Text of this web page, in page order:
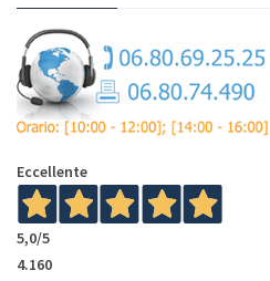
Eccellente
5,0/5
4.160